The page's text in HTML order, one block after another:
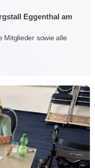
Eggenthal am
Mitglieder sowie alle